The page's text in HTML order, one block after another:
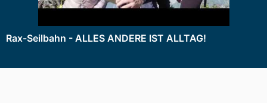
Rax-Seilbahn - ALLES ANDERE IST ALLTAG!